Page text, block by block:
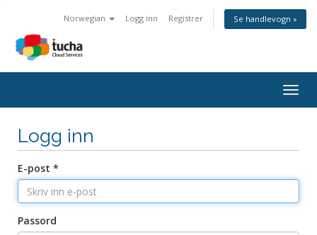
Norwegian Logg inn Registrer Se handlevogn »
Logg inn
E-post *
Passord